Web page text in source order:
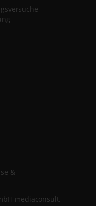
&
mediaconsult.